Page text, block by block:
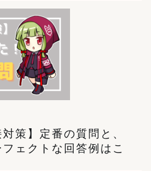
策】定番の質問と、
ェクトな回答例はこ